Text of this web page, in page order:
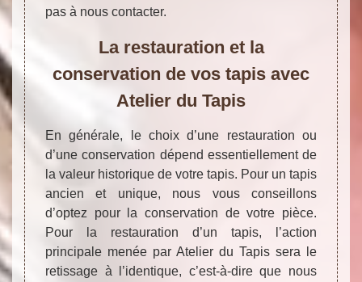
pas à nous contacter.
La restauration et la
conservation de vos tapis avec
Atelier du Tapis
En générale, le choix d’une restauration ou
d’une conservation dépend essentiellement de
la valeur historique de votre tapis. Pour un tapis
ancien et unique, nous vous conseillons
d’optez pour la conservation de votre pièce.
Pour la restauration d’un tapis, l’action
principale menée par Atelier du Tapis sera le
retissage à l’identique, c’est-à-dire que nous